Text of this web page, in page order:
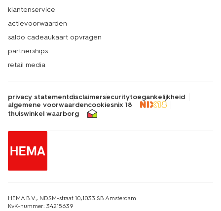
klantenservice
actievoorwaarden
saldo cadeaukaart opvragen
partnerships
retail media
privacy statementdisclaimersecuritytoegankelijkheid
algemene voorwaardencookiesnix 18
thuiswinkel waarborg
HEMA B.V., NDSM-straat 10,1033 SB Amsterdam
KvK-nummer: 34215639